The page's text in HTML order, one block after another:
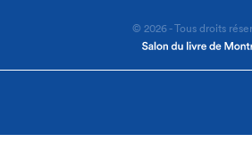
© 2026 - Tous droits